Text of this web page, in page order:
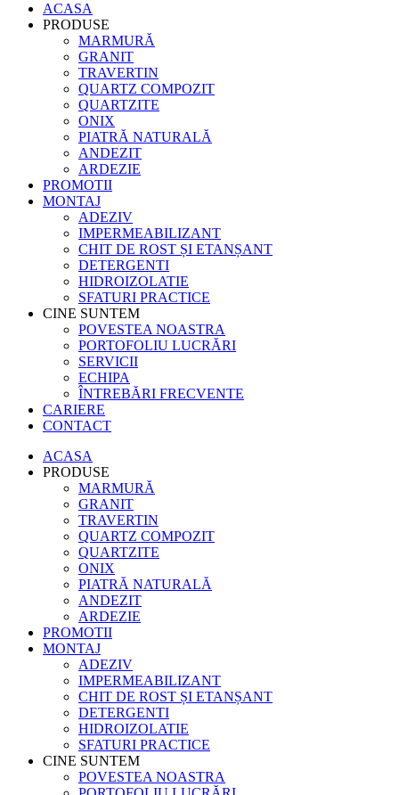
ACASA
PRODUSE
MARMURĂ
GRANIT
TRAVERTIN
QUARTZ COMPOZIT
QUARTZITE
ONIX
PIATRĂ NATURALĂ
ANDEZIT
ARDEZIE
PROMOTII
MONTAJ
ADEZIV
IMPERMEABILIZANT
CHIT DE ROST ȘI ETANȘANT
DETERGENTI
HIDROIZOLATIE
SFATURI PRACTICE
CINE SUNTEM
POVESTEA NOASTRA
PORTOFOLIU LUCRĂRI
SERVICII
ECHIPA
ÎNTREBĂRI FRECVENTE
CARIERE
CONTACT
ACASA
PRODUSE
MARMURĂ
GRANIT
TRAVERTIN
QUARTZ COMPOZIT
QUARTZITE
ONIX
PIATRĂ NATURALĂ
ANDEZIT
ARDEZIE
PROMOTII
MONTAJ
ADEZIV
IMPERMEABILIZANT
CHIT DE ROST ȘI ETANȘANT
DETERGENTI
HIDROIZOLATIE
SFATURI PRACTICE
CINE SUNTEM
POVESTEA NOASTRA